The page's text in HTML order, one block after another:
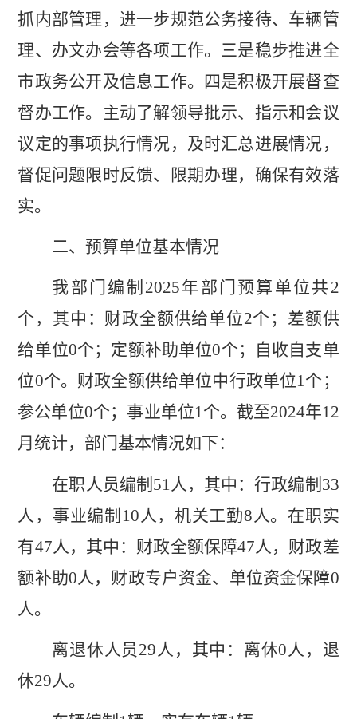
抓内部管理，进一步规范公务接待、车辆管
理、办文办会等各项工作。三是稳步推进全
市政务公开及信息工作。四是积极开展督查
督办工作。主动了解领导批示、指示和会议
议定的事项执行情况，及时汇总进展情况，
督促问题限时反馈、限期办理，确保有效落
实。
二、预算单位基本情况
我部门编制 2025年部门预算单位共 2
个 ， 其中： 财政全额供给单位2个 ；差额供
给单位0个；定额补助单位0个；
自收自支单
位0个。 财政全额供给单位中行政单位1 个；
参公单位0个；事业单位1 个。 截至2024年12
月统计， 部门基本情况如下：
在职人员编制 51 人， 其中：行政编制 33
人 ， 事业编制 10 人，机关工勤8 人。 在职实
有47 人，其中：财政全额保障47 人 ，财政差
额补助0 人，财政专户资金、单位资金保障0
人。
离退休人员 29 人，其中：离休0 人，退
休29 人。